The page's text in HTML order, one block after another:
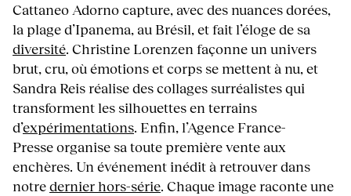
Cattaneo Adorno capture, avec des nuances dorées,
la plage d’Ipanema, au Brésil, et fait l’éloge de sa
diversité. Christine Lorenzen façonne un univers
brut, cru, où émotions et corps se mettent à nu, et
Sandra Reis réalise des collages surréalistes qui
transforment les silhouettes en terrains
d’expérimentations. Enfin, l’Agence France-
Presse organise sa toute première vente aux
enchères. Un événement inédit à retrouver dans
notredernier hors-série. Chaque image raconte une